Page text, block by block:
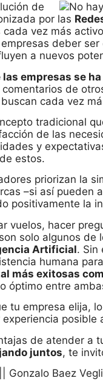
de
por las
vez más
deber
a nuevos
las empresas se
de
cada vez
tradicional
de las
y
estos.
priorizan la
–si así pueden
positivamente la
vuelos, hacer
solo algunos
Artificial. Sin
humana
más exitosas
óptimo entre
tu empresa elija,
de atender a
juntos, te
Gonzalo Baez